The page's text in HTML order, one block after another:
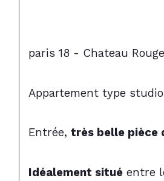
paris 18 - Chateau
Appartement type
Entrée, très belle pièce
Idéalement situé entre